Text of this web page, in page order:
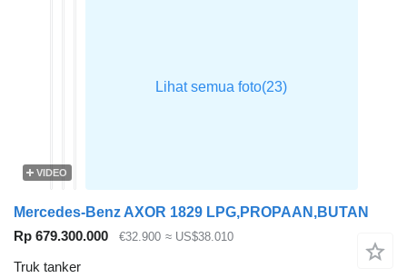
VIDEO
Mercedes-Benz AXOR 1829 LPG,PROPAAN,BUTAN
Rp 679.300.000
€32.900 ≈ US$38.010
Truk tanker